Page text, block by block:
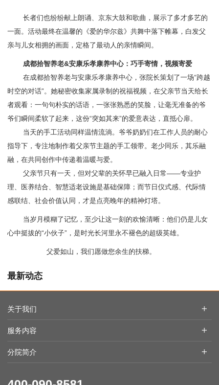
长者们也纷纷献上朗诵、京东大鼓和歌曲，展示了多才多艺的
一面。活动最终在温馨的《爱的华尔兹》共舞中落下帷幕，白发父
亲与儿女相拥的画面，定格了最动人的亲情瞬间。
成都拾智养老&安康乐孝康养中心：巧手寄情， 视频寄爱
在成都拾智养老与安康乐孝康养中心，张院长策划了一场“跨越
时空的对话”。她秘密收集家属录制的祝福视频，在父亲节当天给长
者观看 ：一句句朴实的话语，一张张熟悉的笑脸，让毫无准备的爷
爷们瞬间柔软了起来， 这份“突如其来”的爱意表达，直抵心扉。
当天的手工活动同样温情流淌。爷爷奶奶们在工作人员的耐心
指导下， 专注地制作着父亲节主题的手工领带。 老少同乐，其乐融
融 ，在共同创作中传递着温暖与爱。
父亲节只有一天，但对父辈的关怀早已融入日常——专业护
理、医养结合、智慧适老设施是基础保障；而节日仪式感、代际情
感联结、社会价值认同 ，才是点亮晚年的精神灯塔。
当岁月模糊了记忆，至少让这一刻的欢愉清晰：他们仍是儿女
心中挺拔的“小伙子”，是时光长河里永不褪色的超级英雄。
父爱如山，我们愿做您余生的扶梯。
最新动态
“陪伴行”亮相天津银博会：让每一次出行，都成为有尊严的陪伴
十二载躬耕，归源再出发 | 陶乐养老12周年庆暨全国院长研修营圆
满举行
陶乐活动｜“你陪我长大，我陪你变老！”全国各地养老院父亲节活
关于我们
服务内容
分院简介